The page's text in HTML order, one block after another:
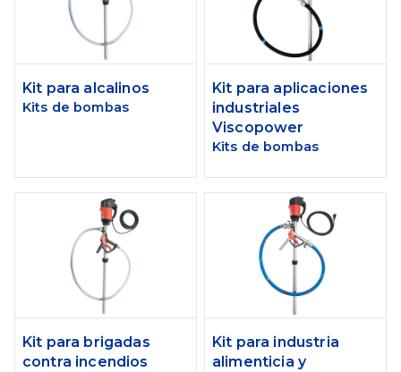
Kit para alcalinos
Kits de bombas
Kit para aplicaciones
industriales
Viscopower
Kits de bombas
Kit para brigadas
contra incendios
Kit para industria
alimenticia y